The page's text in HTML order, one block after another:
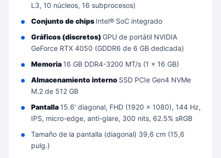
L3, 10 núcleos, 16 subprocesos)
Conjunto de chips Intel® SoC integrado
Gráficos (discretos) GPU de portátil NVIDIA
GeForce RTX 4050 (GDDR6 de 6 GB dedicada)
Memoria 16 GB DDR4-3200 MT/s (1 x 16 GB)
Almacenamiento interno SSD PCIe Gen4 NVMe
M.2 de 512 GB
Pantalla 15.6' diagonal, FHD (1920 x 1080), 144 Hz,
IPS, micro-edge, anti-glare, 300 nits, 62.5% sRGB
Tamaño de la pantalla (diagonal) 39,6 cm (15,6
pulg.)